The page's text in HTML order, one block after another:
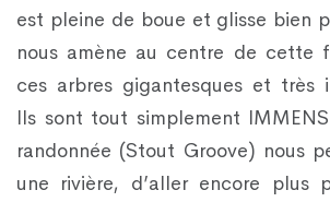
est pleine de boue et glisse bien
nous amène au centre de cette
ces arbres gigantesques et très
Ils sont tout simplement
randonnée (Stout Groove) nous
une rivière, d’aller encore plus